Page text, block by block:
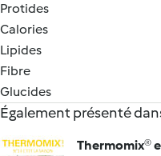
Protides
Calories
Lipides
Fibre
Glucides
Également présenté
Thermomix®